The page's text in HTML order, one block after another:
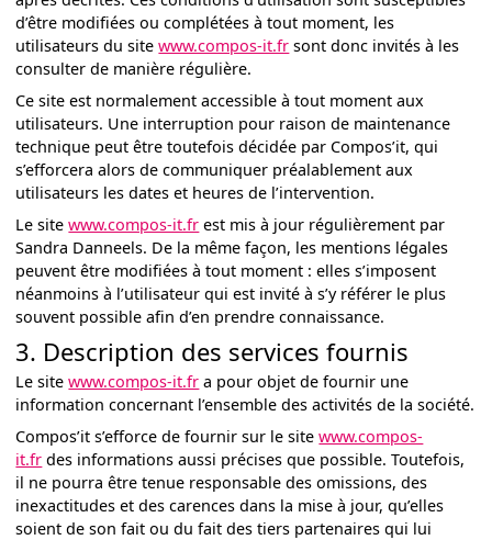
d’être modifiées ou complétées à tout moment, les
utilisateurs du sitewww.compos-it.fr sont donc invités à les
consulter de manière régulière.
Ce site est normalement accessible à tout moment aux
utilisateurs. Une interruption pour raison de maintenance
technique peut être toutefois décidée par Compos’it, qui
s’efforcera alors de communiquer préalablement aux
utilisateurs les dates et heures de l’intervention.
Le sitewww.compos-it.fr est mis à jour régulièrement par
Sandra Danneels. De la même façon, les mentions légales
peuvent être modifiées à tout moment : elles s’imposent
néanmoins à l’utilisateur qui est invité à s’y référer le plus
souvent possible afin d’en prendre connaissance.
3. Description des services fournis
Le sitewww.compos-it.fr a pour objet de fournir une
information concernant l’ensemble des activités de la société.
Compos’it s’efforce de fournir sur le sitewww.compos-
it.fr des informations aussi précises que possible. Toutefois,
il ne pourra être tenue responsable des omissions, des
inexactitudes et des carences dans la mise à jour, qu’elles
soient de son fait ou du fait des tiers partenaires qui lui